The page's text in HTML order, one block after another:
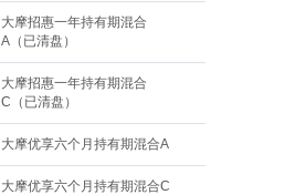
大摩招惠一年持有期混合
A（已清盘）
大摩招惠一年持有期混合
C（已清盘）
大摩优享六个月持有期混合A
大摩优享六个月持有期混合C